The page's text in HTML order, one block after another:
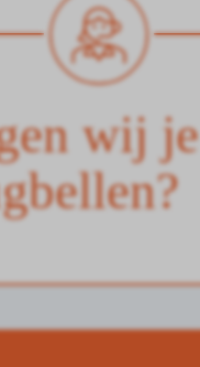
wij je